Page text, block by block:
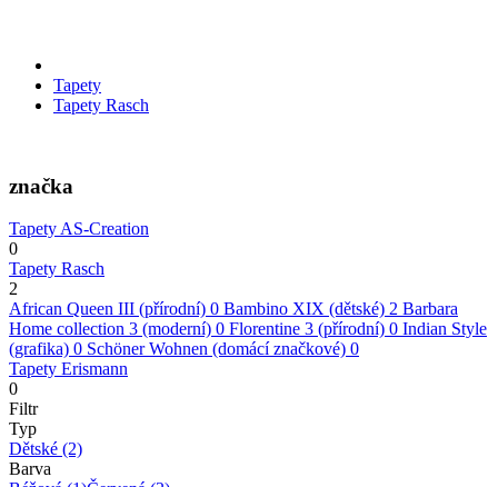
Tapety
Tapety Rasch
značka
Tapety AS-Creation
0
Tapety Rasch
2
African Queen III (přírodní) 0 Bambino XIX (dětské) 2 Barbara
Home collection 3 (moderní) 0 Florentine 3 (přírodní) 0 Indian Style
(grafika) 0 Schöner Wohnen (domácí značkové) 0
Tapety Erismann
0
Filtr
Typ
Dětské (2)
Barva